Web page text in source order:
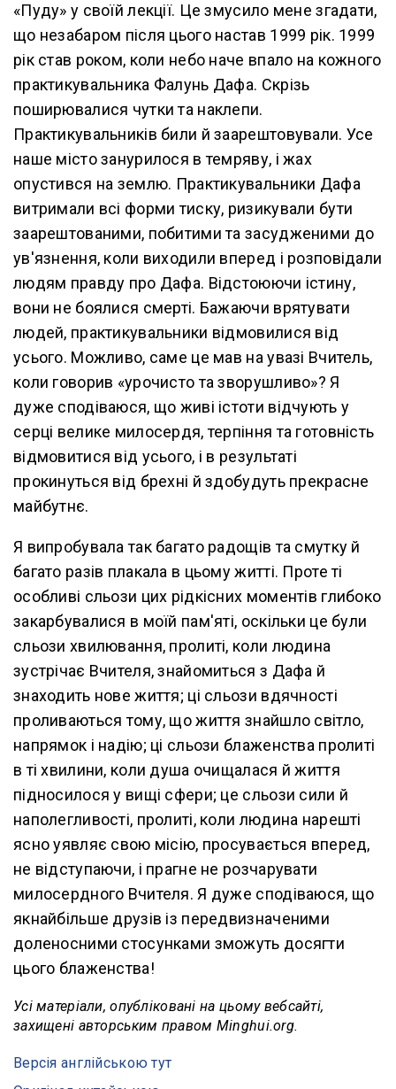
«Пуду» у своїй лекції. Це змусило мене згадати,
що незабаром після цього настав 1999 рік. 1999
рік став роком, коли небо наче впало на кожного
практикувальника Фалунь Дафа. Скрізь
поширювалися чутки та наклепи.
Практикувальників били й заарештовували. Усе
наше місто занурилося в темряву, і жах
опустився на землю. Практикувальники Дафа
витримали всі форми тиску, ризикували бути
заарештованими, побитими та засудженими до
ув'язнення, коли виходили вперед і розповідали
людям правду про Дафа. Відстоюючи істину,
вони не боялися смерті. Бажаючи врятувати
людей, практикувальники відмовилися від
усього. Можливо, саме це мав на увазі Вчитель,
коли говорив «урочисто та зворушливо»? Я
дуже сподіваюся, що живі істоти відчують у
серці велике милосердя, терпіння та готовність
відмовитися від усього, і в результаті
прокинуться від брехні й здобудуть прекрасне
майбутнє.
Я випробувала так багато радощів та смутку й
багато разів плакала в цьому житті. Проте ті
особливі сльози цих рідкісних моментів глибоко
закарбувалися в моїй пам'яті, оскільки це були
сльози хвилювання, пролиті, коли людина
зустрічає Вчителя, знайомиться з Дафа й
знаходить нове життя; ці сльози вдячності
проливаються тому, що життя знайшло світло,
напрямок і надію; ці сльози блаженства пролиті
в ті хвилини, коли душа очищалася й життя
підносилося у вищі сфери; це сльози сили й
наполегливості, пролиті, коли людина нарешті
ясно уявляє свою місію, просувається вперед,
не відступаючи, і прагне не розчарувати
милосердного Вчителя. Я дуже сподіваюся, що
якнайбільше друзів із передвизначеними
доленосними стосунками зможуть досягти
цього блаженства!
Усі матеріали, опубліковані на цьому вебсайті,
захищені авторським правом Minghui.org.
Версія англійською тут